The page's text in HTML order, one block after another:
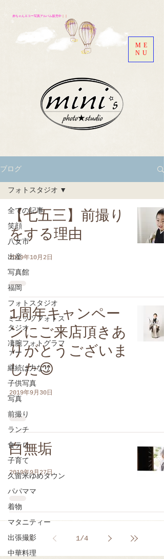
赤ちゃんエコー写真アルバム販売中
ME
NU
ブログ
全ての記事
笑顔
八女市
出産
写真館
福岡
フォトスタジオ
ミニッツフォトス
タジオ
凄腕フォトグラフ
ァー
継続は力なり
子供写真
写真
前撮り
ランチ
食テロ
子育て
久留米ゆめタウン
パパママ
着物
マタニティー
出張撮影
中華料理
フォトスタジオ
【七五三】前撮り
をする理由
2019年10月2日
1周年キャンペー
ンにご来店頂きあ
りがとうございま
した😊
2019年9月30日
白無垢
2019年9月27日
1/4